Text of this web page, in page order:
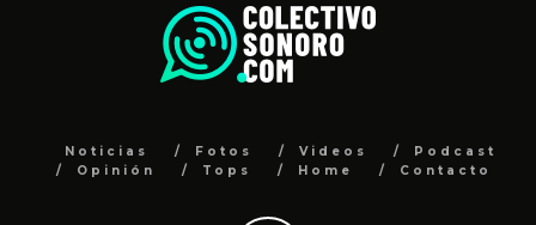
Noticias Fotos Videos
Podcast
Opinión
Tops Home Contacto